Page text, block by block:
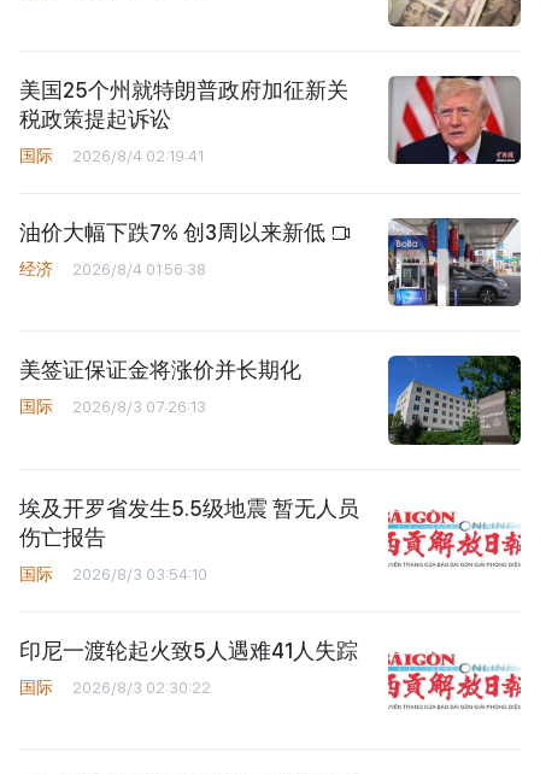
美国25个州就特朗普政府加征新关
税政策提起诉讼
国际 2026/8/4 02:19:41
油价大幅下跌7% 创3周以来新低
经济 2026/8/4 01:56:38
美签证保证金将涨价并长期化
国际 2026/8/3 07:26:13
埃及开罗省发生5.5级地震 暂无人员
伤亡报告
国际 2026/8/3 03:54:10
印尼一渡轮起火致5人遇难41人失踪
国际 2026/8/3 02:30:22